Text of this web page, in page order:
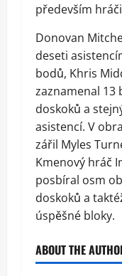
především
Donovan
deseti
bodů, Khris
zaznamenal 13
doskoků a
asistencí. V
zářil Myles
Kmenový hráč
posbíral osm
doskoků a
úspěšné bloky.
ABOUT THE